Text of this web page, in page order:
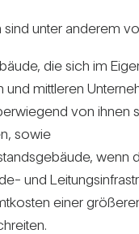
sind unter anderem
die sich im
und mitt­leren
von ihnen
sowie
wenn
und
einer